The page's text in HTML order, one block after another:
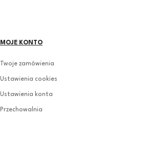
MOJE KONTO
Twoje zamówienia
Ustawienia cookies
Ustawienia konta
Przechowalnia